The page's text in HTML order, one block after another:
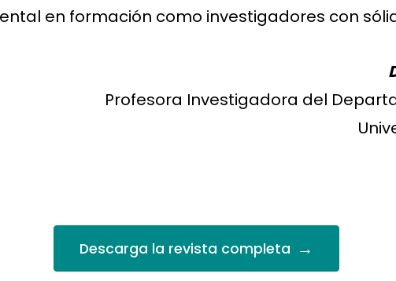
en formación como investigadores con
Profesora Investigadora del
Descarga la revista completa →